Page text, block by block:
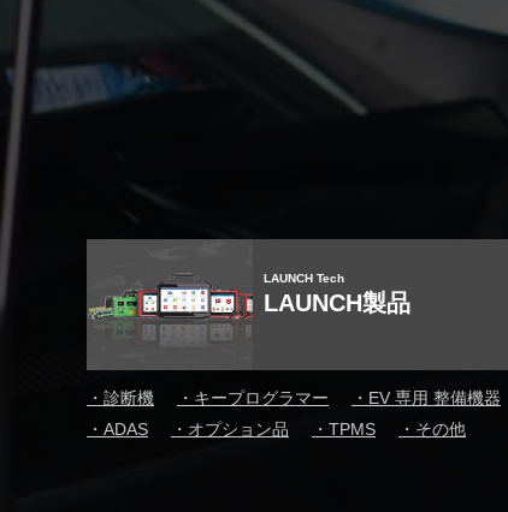
LAUNCH Tech
LAUNCH製品
・ 診断機 ・ キープログラマー ・ EV 専用 整備機器
・ ADAS ・ オプション品 ・ TPMS ・ その他